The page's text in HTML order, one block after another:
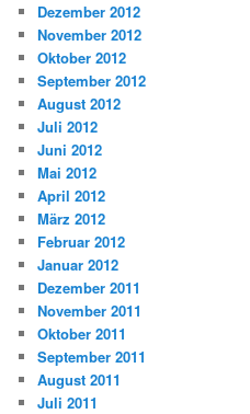
Dezember 2012
November 2012
Oktober 2012
September 2012
August 2012
Juli 2012
Juni 2012
Mai 2012
April 2012
März 2012
Februar 2012
Januar 2012
Dezember 2011
November 2011
Oktober 2011
September 2011
August 2011
Juli 2011